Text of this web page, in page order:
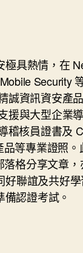
具熱情，在
Security
誠資訊資安產
援與大型企業
稽核員證書及
等專業證照
格分享文章
聯誼及共好
認證考試。